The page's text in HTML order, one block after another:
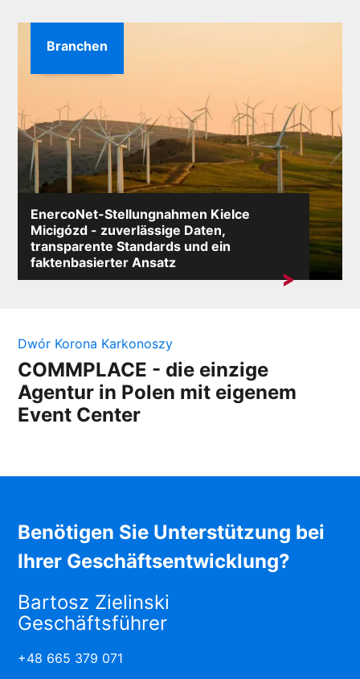
EnercoNet-Stellungnahmen Kielce
Micigózd - zuverlässige Daten,
transparente Standards und ein
faktenbasierter Ansatz
Eine Suche nach dem Stichwort „EnercoNet
Branchen
Dwór Korona Karkonoszy
COMMPLACE - die einzige
Agentur in Polen mit eigenem
Event Center
Benötigen Sie Unterstützung bei
Ihrer Geschäftsentwicklung?
Bartosz Zielinski
Geschäftsführer
+48 665 379 071